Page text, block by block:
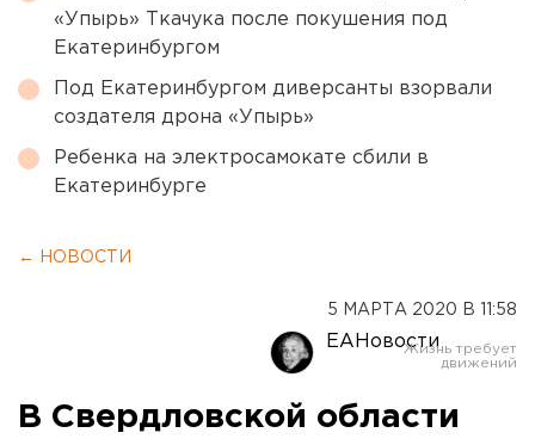
«Упырь» Ткачука после покушения под
Екатеринбургом
Под Екатеринбургом диверсанты взорвали
создателя дрона «Упырь»
Ребенка на электросамокате сбили в
Екатеринбурге
← НОВОСТИ
5 МАРТА 2020 В 11:58
ЕАНовости
В Свердловской области